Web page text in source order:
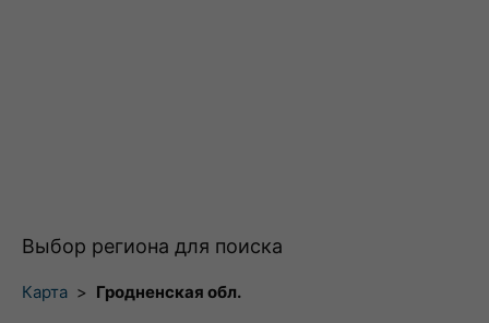
Выбор региона для поиска
Карта > Гродненская обл.